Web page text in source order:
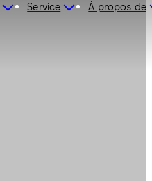
Service À propos de